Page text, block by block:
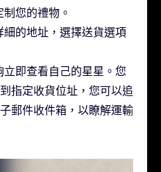
您的禮物。
的地址，選擇送貨選項
即查看自己的星星。您
指定收貨位址，您可以追
郵件收件箱，以瞭解運輸